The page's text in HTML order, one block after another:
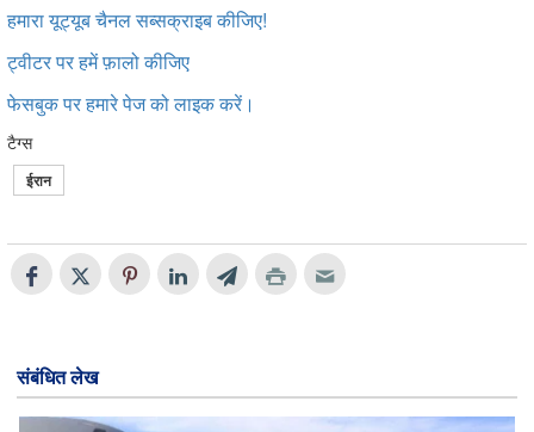
हमारा यूट्यूब चैनल सब्सक्राइब कीजिए!
ट्वीटरपर हमें फ़ालो कीजिए
फेसबुक पर हमारे पेज को लाइक करें।
टैग्स
ईरान
संबंधित लेख